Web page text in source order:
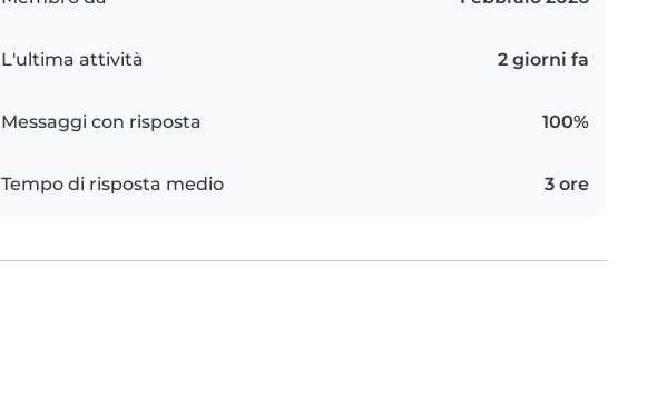
L'ultima attività 2 giorni fa
Messaggi con risposta 100%
Tempo di risposta medio 3 ore